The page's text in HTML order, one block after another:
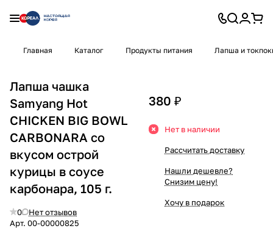
Главная Каталог Продукты питания Лапша и
Лапша чашка
Samyang Hot
CHICKEN BIG BOWL
CARBONARA со
вкусом острой
курицы в соусе
карбонара, 105 г.
0
Нет отзывов
Арт. 00-00000825
380 ₽
Нет в наличии
Рассчитать доставку
Нашли дешевле?
Снизим цену!
Хочу в подарок